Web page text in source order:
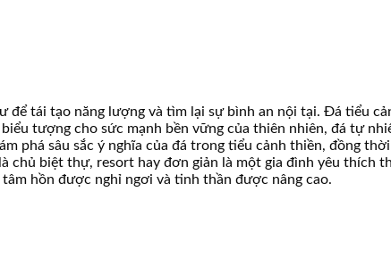
để tái tạo năng lượng và tìm lại sự bình an nội tại. Đá tiểu
tượng cho sức mạnh bền vững của thiên nhiên, đá tự
phá sâu sắc ý nghĩa của đá trong tiểu cảnh thiền, đồng
chủ biệt thự, resort hay đơn giản là một gia đình yêu thích
hồn được nghỉ ngơi và tinh thần được nâng cao.